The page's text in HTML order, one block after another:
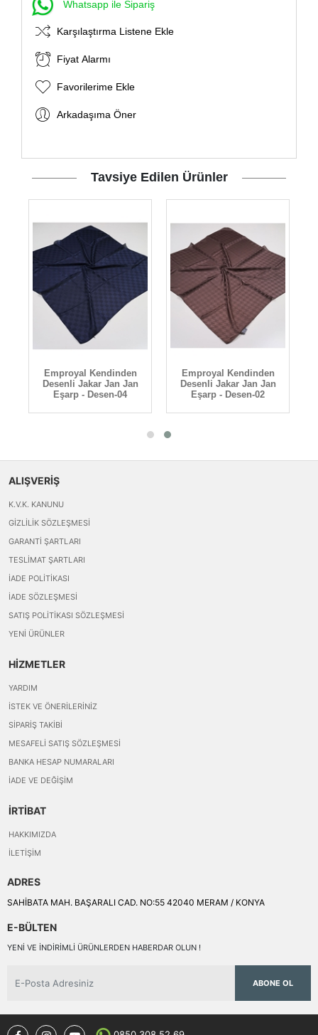
Whatsapp ile Sipariş
Karşılaştırma Listene Ekle
Fiyat Alarmı
Favorilerime Ekle
Arkadaşıma Öner
Tavsiye Edilen Ürünler
Emproyal Kendinden
Desenli Jakar Jan Jan
Eşarp - Desen-04
Emproyal Kendinden
Desenli Jakar Jan Jan
Eşarp - Desen-02
ALIŞVERİŞ
K.V.K. KANUNU
GIZLILIK SÖZLEŞMESI
GARANTI ŞARTLARI
TESLIMAT ŞARTLARI
İADE POLITIKASI
İADE SÖZLEŞMESI
SATIŞ POLITIKASI SÖZLEŞMESI
YENI ÜRÜNLER
HİZMETLER
YARDIM
İSTEK VE ÖNERILERINIZ
SIPARIŞ TAKIBI
MESAFELI SATIŞ SÖZLEŞMESI
BANKA HESAP NUMARALARI
İADE VE DEĞIŞIM
İRTİBAT
HAKKIMIZDA
İLETIŞIM
ADRES
SAHİBATA MAH. BAŞARALI CAD. NO:55 42040 MERAM / KONYA
E-BÜLTEN
YENI VE INDIRIMLI ÜRÜNLERDEN HABERDAR OLUN !
ABONE OL